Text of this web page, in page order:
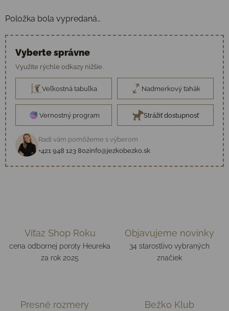
Položka bola vypredaná…
Vyberte správne
Využite rýchle odkazy nižšie.
Veľkostná tabuľka Nadmerkový ťahák
Vernostný program Strážiť dostupnosť
Radi vám pomôžeme s výberom
+421 948 123 802info@jezkobezko.sk
Víťaz Shop Roku
cena odbornej poroty Heureka
za rok 2025
Objavujeme novinky
34 starostlivo vybraných
značiek
Presné rozmery Bežko Klub